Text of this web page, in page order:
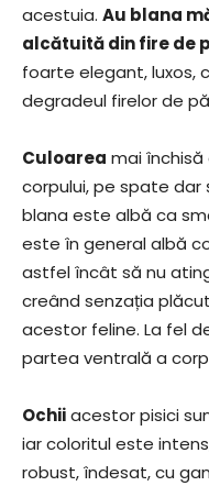
acestuia. Au blana
alcătuită din fire de
foarte elegant, luxos,
degradeul firelor de
Culoarea mai
corpului, pe spate dar
blana este albă ca
este în general albă
astfel încât să nu
creând senzația
acestor feline. La fel
partea ventrală a
Ochiiacestor pisici
iar coloritul este
robust, îndesat, cu